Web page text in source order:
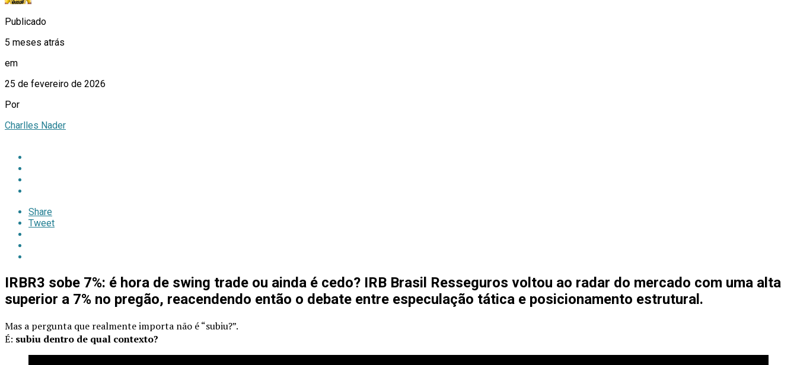
Publicado
5 meses atrás
em
25 de fevereiro de 2026
Por
Charlles Nader
Share
Tweet
IRBR3 sobe 7%: é hora de swing trade ou ainda é cedo? IRB Brasil Resseguros voltou ao radar do mercado com uma alta
superior a 7% no pregão, reacendendo então o debate entre especulação tática e posicionamento estrutural.
Mas a pergunta que realmente importa não é “subiu?”.
É: subiu dentro de qual contexto?